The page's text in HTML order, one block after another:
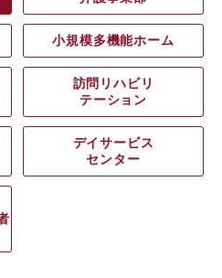
小規模多機能ホーム
訪問リハビリ
テーション
デイサービス
センター